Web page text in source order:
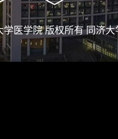
学医学院 版权所有 同济